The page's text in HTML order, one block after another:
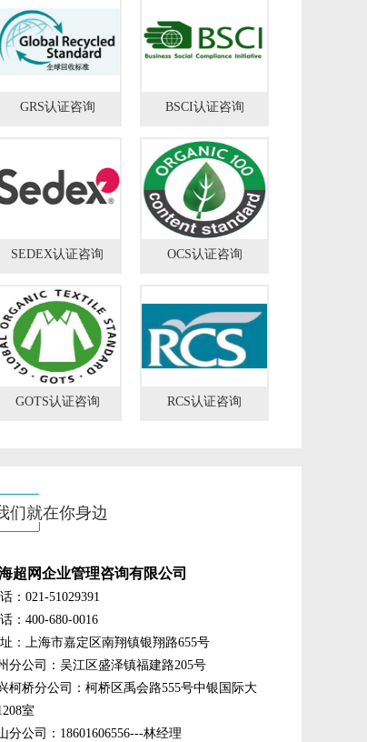
GRS认证咨询 BSCI认证咨询
SEDEX认证咨询 OCS认证咨询
GOTS认证咨询 RCS认证咨询
们就在你身边
海超网企业管理咨询有限公司
：021-51029391
：400-680-0016
：上海市嘉定区南翔镇银翔路655号
分公司：吴江区盛泽镇福建路205号
柯桥分公司：柯桥区禹会路555号中银国际大
室
分公司：18601606556---林经理